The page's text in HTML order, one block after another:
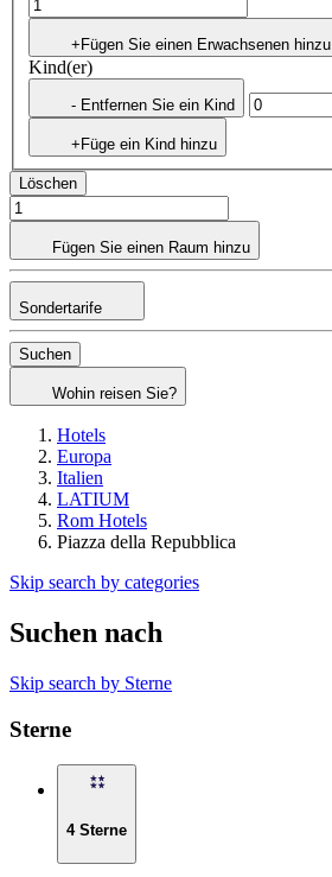
+Fügen Sie einen Erwachsenen hinzu
Kind(er)
- Entfernen Sie ein Kind
+Füge ein Kind hinzu
Löschen
Fügen Sie einen Raum hinzu
Sondertarife
Suchen
Wohin reisen Sie?
Hotels
Europa
Italien
LATIUM
Rom Hotels
Piazza della Repubblica
Skip search by categories
Suchen nach
Skip search by Sterne
Sterne
4 Sterne